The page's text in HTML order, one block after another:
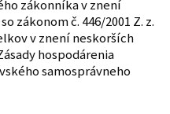
zákonníka v znení
zákonom č. 446/2001 Z. z.
v znení neskorších
hospodárenia
samosprávneho